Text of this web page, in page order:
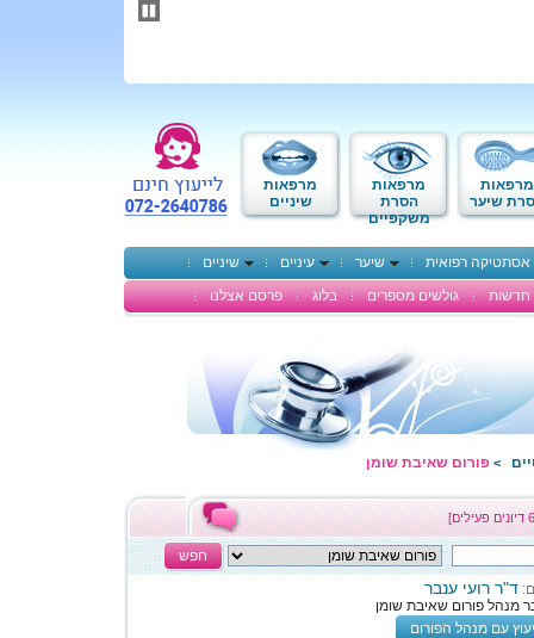
מרפאות
שיער
מרפאות
הסרת
משקפיים
מרפאות
שיניים
אסתטיקה רפואית שיער עיניים
שיניים
חדשות
גולשים מספרים בלוג פרסם אצלנו
> פורום שאיבת שומן
חפש
ד"ר רועי ענבר
מנהל פורום שאיבת שומן
עם מנהל הפורום